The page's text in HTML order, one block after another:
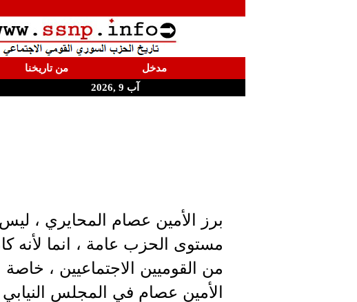
مدخل من تاريخنا
آب 9 ,2026
برز الأمين عصام المحايري ،
مستوى الحزب عامة ، انما لأنه
من القوميين الاجتماعيين ،
الأمين عصام في المجلس